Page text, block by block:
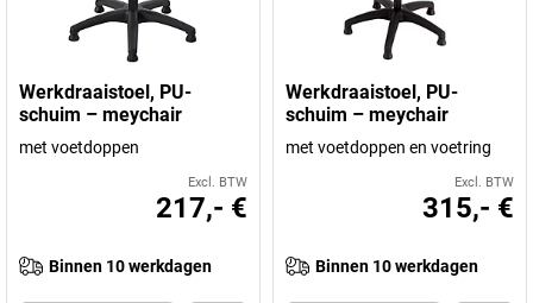
Werkdraaistoel, PU-
schuim – meychair
met voetdoppen
Excl. BTW
217,- €
Binnen 10 werkdagen
Werkdraaistoel, PU-
schuim – meychair
met voetdoppen en voetring
Excl. BTW
315,- €
Binnen 10 werkdagen